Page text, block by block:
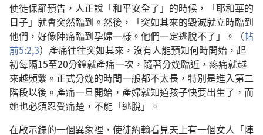
使徒保羅預告，人正說「和平安全了」的時候，「耶和華的
日子」就會突然臨到。然後，「突如其來的毀滅就立時臨到
他們，好像陣痛臨到孕婦一樣。他們一定逃脫不了」。（帖
前5:2,3）產痛往往突如其來，沒有人能預知何時開始，起
初每隔15至20分鐘就產痛一次，隨著分娩臨近，疼痛就越
來越頻繁。正式分娩的時間一般都不太長，特別是進入第二
階段以後。產痛一旦開始，產婦就知道孩子快要出生了，而
她也必須忍受痛楚，不能「逃脫」。
在啟示錄的一個異象裡，使徒約翰看見天上有一個女人「陣